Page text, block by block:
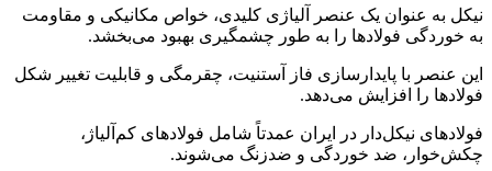
نیکل به عنوان یک عنصر آلیاژی کلیدی، خواص مکانیکی و مقاومت
به خوردگی فولادها را به طور چشمگیری بهبود می‌بخشد.
این عنصر با پایدارسازی فاز آستنیت، چقرمگی و قابلیت تغییر شکل
فولادها را افزایش می‌دهد.
فولادهای نیکل‌دار در ایران عمدتاً شامل فولادهای کم‌آلیاژ،
چکش‌خوار، ضد خوردگی و ضدزنگ می‌شوند.